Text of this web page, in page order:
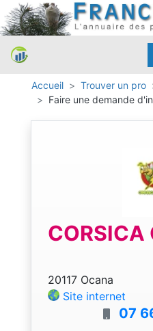
Accueil Trouver un pro
Faire une demande
CORSICA
20117 Ocana
Site internet
07